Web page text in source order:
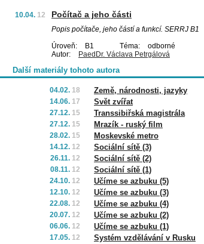
10.04. 12 Počítač a jeho části
Popis počítače, jeho částí a funkcí. SERRJ B1
Úroveň:
B1 Téma:
odborné
Autor:
PaedDr. Václava Petrgálová
Další materiály tohoto autora
04.02. 18 Země, národnosti, jazyky
14.06. 17 Svět zvířat
27.12. 15 Transsibiřská magistrála
27.12. 15 Mrazík - ruský film
28.02. 15 Moskevské metro
14.12. 12 Sociální sítě (3)
26.11. 12 Sociální sítě (2)
08.11. 12 Sociální sítě (1)
24.10. 12 Učíme se azbuku (5)
12.10. 12 Učíme se azbuku (3)
22.08. 12 Učíme se azbuku (4)
20.07. 12 Učíme se azbuku (2)
06.06. 12 Učíme se azbuku (1)
17.05. 12 Systém vzdělávání v Rusku